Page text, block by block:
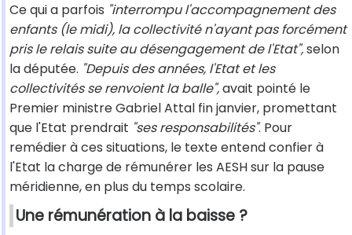
Ce qui a parfois "interrompu l'accompagnement des
enfants (le midi), la collectivité n'ayant pas forcément
pris le relais suite au désengagement de l'Etat",selon
la députée. "Depuis des années, l'Etat et les
collectivités se renvoient la balle",avait pointé le
Premier ministre Gabriel Attal fin janvier, promettant
que l'Etat prendrait "ses responsabilités". Pour
remédier à ces situations, le texte entend confier à
l'Etat la charge de rémunérer les AESH sur la pause
méridienne, en plus du temps scolaire.
Une rémunération à la baisse ?